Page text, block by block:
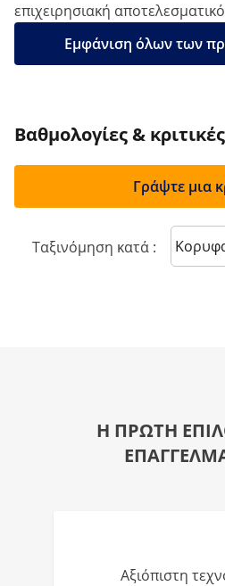
επιχειρησιακή
Εμφάνιση όλων των
Βαθμολογίες & κριτικές
Γράψτε μια
Ταξινόμηση κατά : Sort
Η ΠΡΩΤΗ
Αξιόπιστη